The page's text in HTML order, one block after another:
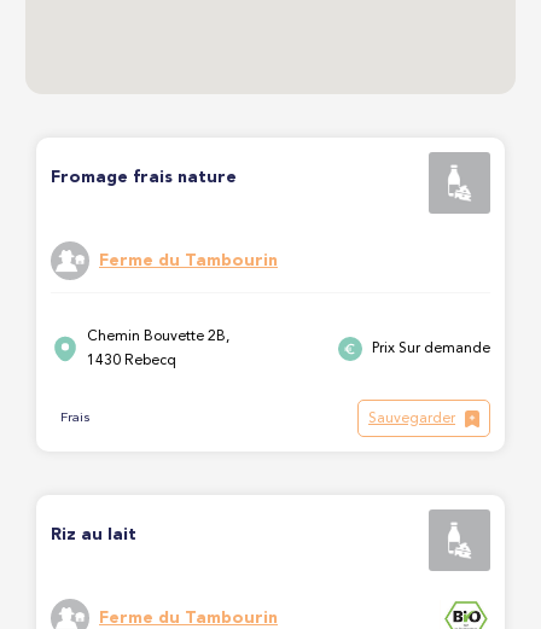
Fromage frais nature
Ferme du Tambourin
Chemin Bouvette 2B,
1430 Rebecq
Prix Sur demande
Frais Sauvegarder
Riz au lait
Ferme du Tambourin